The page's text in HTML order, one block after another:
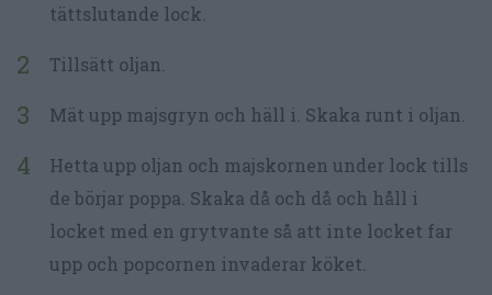
tättslutande lock.
Tillsätt oljan.
Mät upp majsgryn och häll i. Skaka runt i oljan.
Hetta upp oljan och majskornen under lock tills
de börjar poppa. Skaka då och då och håll i
locket med en grytvante så att inte locket far
upp och popcornen invaderar köket.